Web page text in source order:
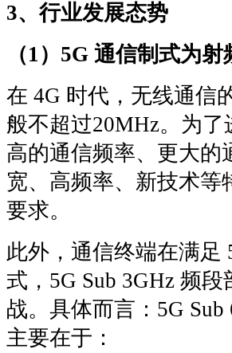
3、行业发展态势
（1）5G 通信制式为
在 4G 时代，无线通信
般不超过20MHz。为
高的通信频率、更大的
宽、高频率、新技术等
要求。
此外，通信终端在满足
式，5G Sub 3GHz 频
战。具体而言：5G
主要在于：